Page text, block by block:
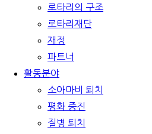
로타리의 구조
로타리재단
재정
파트너
활동분야
소아마비 퇴치
평화 증진
질병 퇴치